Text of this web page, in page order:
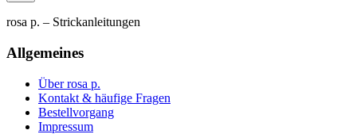
rosa p. – Strickanleitungen
Allgemeines
Über rosa p.
Kontakt & häufige Fragen
Bestellvorgang
Impressum